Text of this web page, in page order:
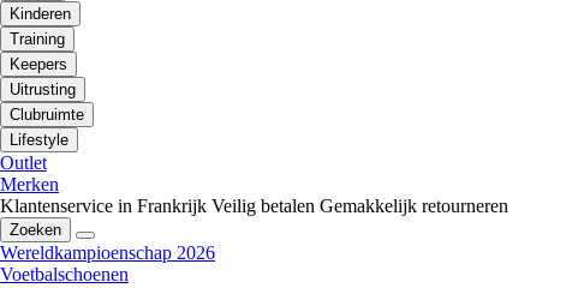
Kinderen
Training
Keepers
Uitrusting
Clubruimte
Lifestyle
Outlet
Merken
Klantenservice in Frankrijk Veilig betalen Gemakkelijk retourneren
Zoeken
Wereldkampioenschap 2026
Voetbalschoenen